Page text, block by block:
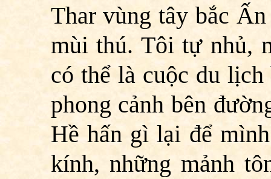
Thar vùng tây bắc
mùi thú. Tôi tự nhủ,
có thể là cuộc du
phong cảnh bên
Hề hấn gì lại để
kính, những mảnh